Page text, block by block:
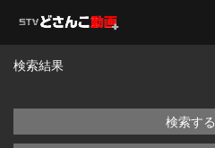
検索結果
検索する